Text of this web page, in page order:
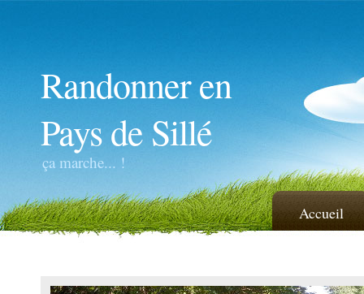
Randonner en
Pays de Sillé
ça marche... !
Accueil